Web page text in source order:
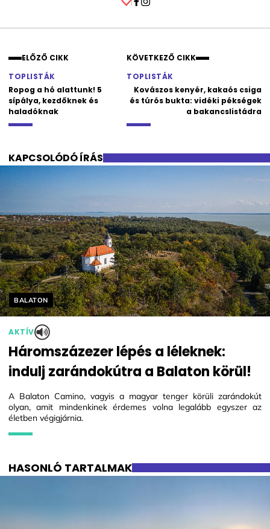
ELŐZŐ CIKK
TOPLISTÁK
Ropog a hó alattunk! 5
sípálya, kezdőknek és
haladóknak
KÖVETKEZŐ CIKK
TOPLISTÁK
Kovászos kenyér, kakaós csiga
és túrós bukta: vidéki pékségek
a bakancslistádra
KAPCSOLÓDÓ ÍRÁS
Helyszín címkék:
BALATON
AKTÍV
Háromszázezer lépés a léleknek:
indulj zarándokútra a Balaton körül!
A Balaton Camino, vagyis a magyar tenger körüli zarándokút
olyan, amit mindenkinek érdemes volna legalább egyszer az
életben végigjárnia.
HASONLÓ TARTALMAK